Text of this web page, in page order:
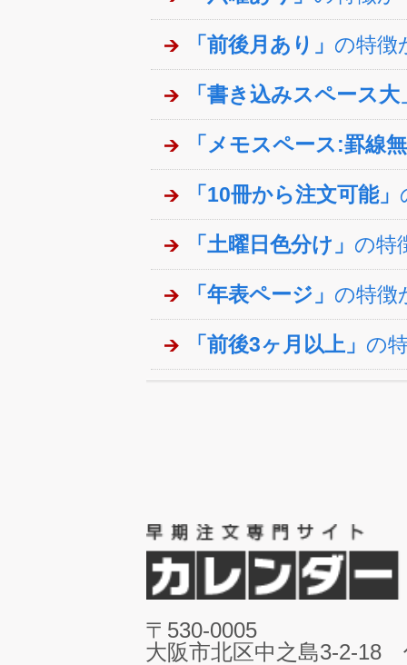
「前後月あり」 の特徴
「書き込みスペース大
「メモスペース:罫線
「10冊から注文可能」
「土曜日色分け」 の特
「年表ページ」 の特徴
「前後3ヶ月以上」 の
〒530-0005
大阪市北区中之島3-2-18